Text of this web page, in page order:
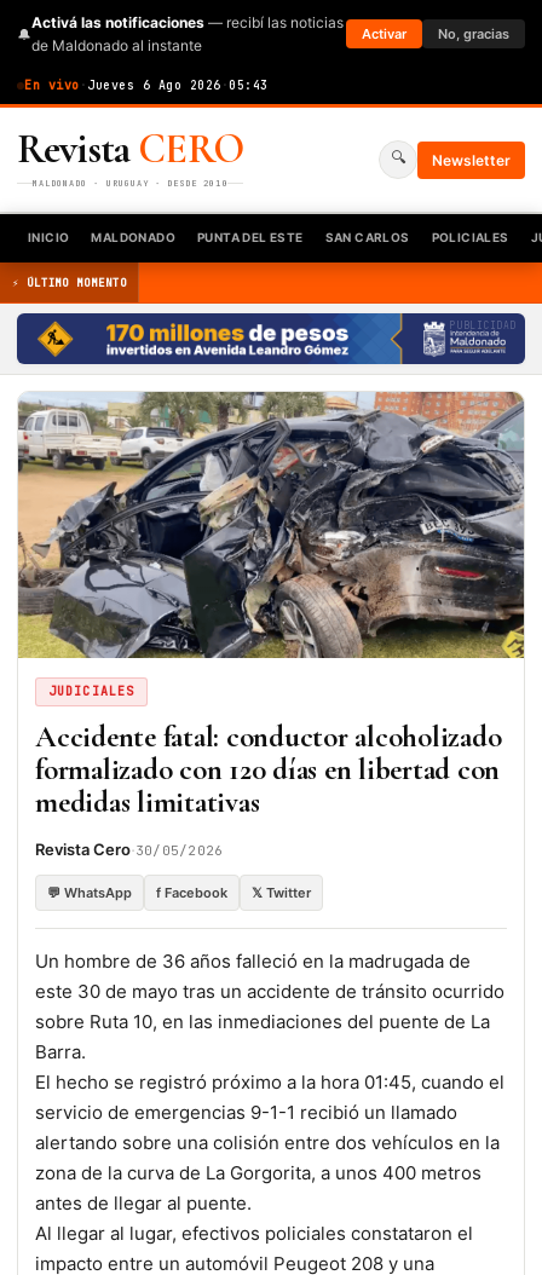
🔔
Activá las notificaciones — recibí las noticias
de Maldonado al instante
Activar No, gracias
En vivo · Jueves 6 Ago 2026 ·05:43
RevistaCERO
MALDONADO · URUGUAY · DESDE 2010
🔍 Newsletter
INICIO MALDONADO PUNTA DEL ESTE SAN CARLOS POLICIALES
⚡ ÚLTIMO MOMENTO
PUBLICIDAD
JUDICIALES
Accidente fatal: conductor alcoholizado
formalizado con 120 días en libertad con
medidas limitativas
Revista Cero·30/05/2026
💬 WhatsApp f Facebook 𝕏 Twitter
Un hombre de 36 años falleció en la madrugada de
este 30 de mayo tras un accidente de tránsito ocurrido
sobre Ruta 10, en las inmediaciones del puente de La
Barra.
El hecho se registró próximo a la hora 01:45, cuando el
servicio de emergencias 9-1-1 recibió un llamado
alertando sobre una colisión entre dos vehículos en la
zona de la curva de La Gorgorita, a unos 400 metros
antes de llegar al puente.
Al llegar al lugar, efectivos policiales constataron el
impacto entre un automóvil Peugeot 208 y una